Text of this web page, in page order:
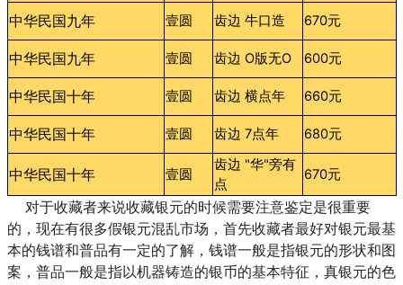
中华民国九年 壹圆 齿边 牛口造 670元
中华民国九年 壹圆 齿边 O版无O 600元
中华民国十年 壹圆 齿边 横点年 660元
中华民国十年 壹圆 齿边 7点年 680元
中华民国十年 壹圆
齿边 "华"旁有
点
670元
对于收藏者来说收藏银元的时候需要注意鉴定是很重要
的，现在有很多假银元混乱市场，首先收藏者最好对银元最基
本的钱谱和普品有一定的了解，钱谱一般是指银元的形状和图
案，普品一般是指以机器铸造的银币的基本特征，真银元的色